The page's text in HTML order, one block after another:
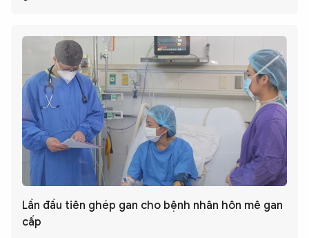
Lần đầu tiên ghép gan cho bệnh nhân hôn mê gan
cấp